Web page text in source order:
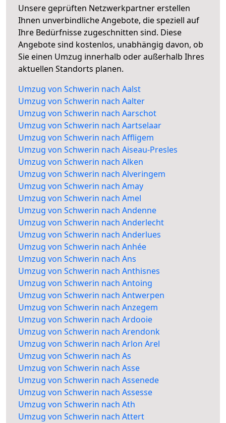
Unsere geprüften Netzwerkpartner erstellen
Ihnen unverbindliche Angebote, die speziell auf
Ihre Bedürfnisse zugeschnitten sind. Diese
Angebote sind kostenlos, unabhängig davon, ob
Sie einen Umzug innerhalb oder außerhalb Ihres
aktuellen Standorts planen.
Umzug von Schwerin nach Aalst
Umzug von Schwerin nach Aalter
Umzug von Schwerin nach Aarschot
Umzug von Schwerin nach Aartselaar
Umzug von Schwerin nach Affligem
Umzug von Schwerin nach Aiseau-Presles
Umzug von Schwerin nach Alken
Umzug von Schwerin nach Alveringem
Umzug von Schwerin nach Amay
Umzug von Schwerin nach Amel
Umzug von Schwerin nach Andenne
Umzug von Schwerin nach Anderlecht
Umzug von Schwerin nach Anderlues
Umzug von Schwerin nach Anhée
Umzug von Schwerin nach Ans
Umzug von Schwerin nach Anthisnes
Umzug von Schwerin nach Antoing
Umzug von Schwerin nach Antwerpen
Umzug von Schwerin nach Anzegem
Umzug von Schwerin nach Ardooie
Umzug von Schwerin nach Arendonk
Umzug von Schwerin nach Arlon Arel
Umzug von Schwerin nach As
Umzug von Schwerin nach Asse
Umzug von Schwerin nach Assenede
Umzug von Schwerin nach Assesse
Umzug von Schwerin nach Ath
Umzug von Schwerin nach Attert